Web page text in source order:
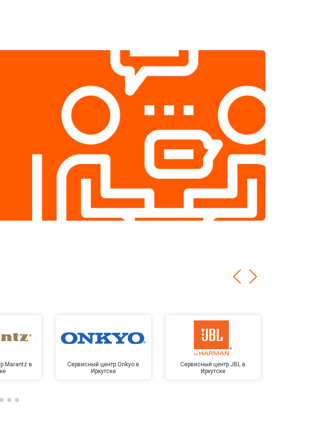
Marantz в
Сервисный центр Onkyo в
Иркутске
Сервисный центр JBL в
Иркутске